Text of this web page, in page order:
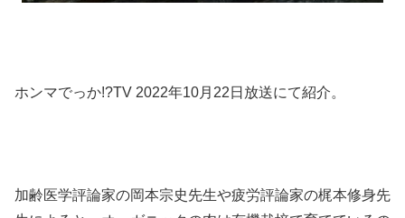
ホンマでっか!?TV 2022年10月22日放送にて紹介。
加齢医学評論家の岡本宗史先生や疲労評論家の梶本修身先